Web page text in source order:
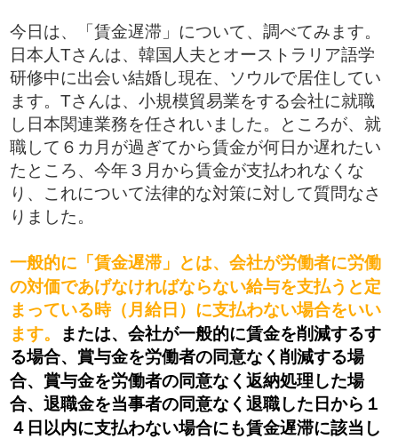
今日は、「賃金遅滞」について、調べてみます。
日本人Tさんは、韓国人夫とオーストラリア語学
研修中に出会い結婚し現在、ソウルで居住してい
ます。Tさんは、小規模貿易業をする会社に就職
し日本関連業務を任されいました。ところが、就
職して６カ月が過ぎてから賃金が何日か遅れたい
たところ、今年３月から賃金が支払われなくな
り、これについて法律的な対策に対して質問なさ
りました。
一般的に「賃金遅滞」とは、会社が労働者に労働
の対価であげなければならない給与を支払うと定
まっている時（月給日）に支払わない場合をいい
ます。
または、会社が一般的に賃金を削減するす
る場合、賞与金を労働者の同意なく削減する場
合、賞与金を労働者の同意なく返納処理した場
合、退職金を当事者の同意なく退職した日から１
４日以内に支払わない場合にも賃金遅滞に該当し